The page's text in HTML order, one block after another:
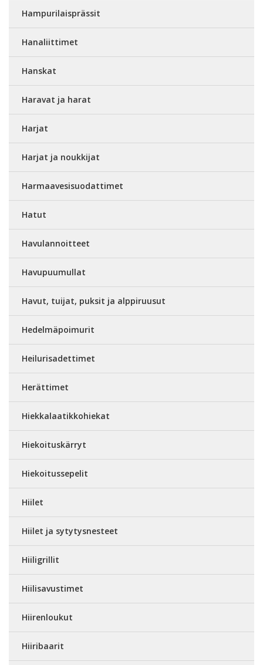
Hampurilaisprässit
Hanaliittimet
Hanskat
Haravat ja harat
Harjat
Harjat ja noukkijat
Harmaavesisuodattimet
Hatut
Havulannoitteet
Havupuumullat
Havut, tuijat, puksit ja alppiruusut
Hedelmäpoimurit
Heilurisadettimet
Herättimet
Hiekkalaatikkohiekat
Hiekoituskärryt
Hiekoitussepelit
Hiilet
Hiilet ja sytytysnesteet
Hiiligrillit
Hiilisavustimet
Hiirenloukut
Hiiribaarit